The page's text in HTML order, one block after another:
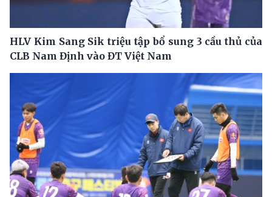
HLV Kim Sang Sik triệu tập bổ sung 3 cầu thủ của
CLB Nam Định vào ĐT Việt Nam